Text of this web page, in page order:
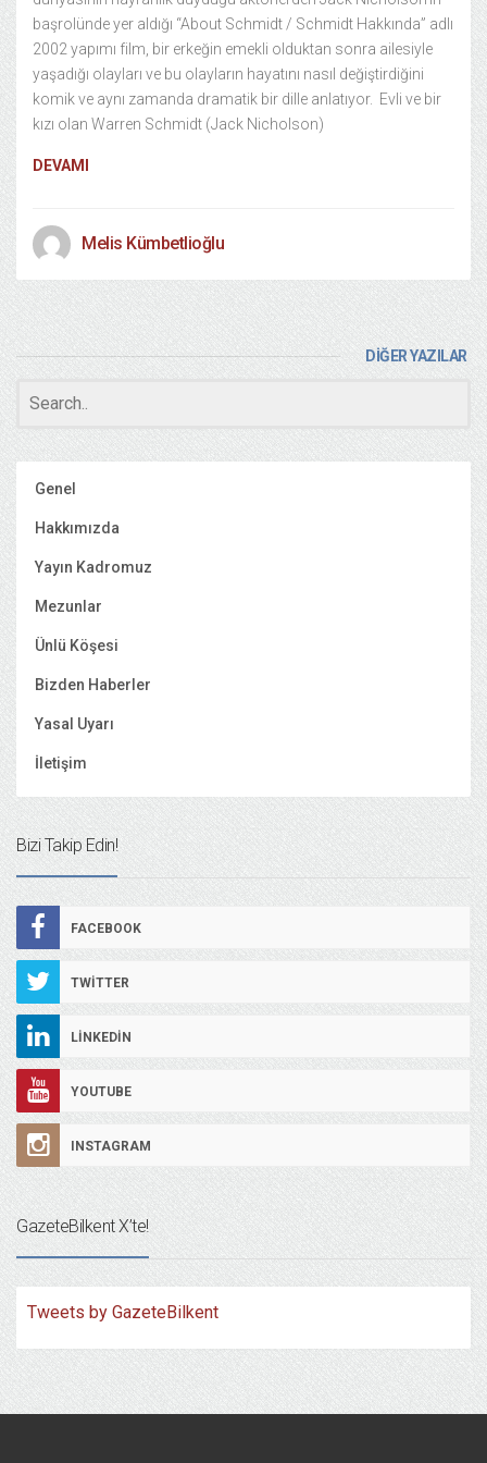
başrolünde yer aldığı “About Schmidt / Schmidt Hakkında” adlı
2002 yapımı film, bir erkeğin emekli olduktan sonra ailesiyle
yaşadığı olayları ve bu olayların hayatını nasıl değiştirdiğini
komik ve aynı zamanda dramatik bir dille anlatıyor. Evli ve bir
kızı olan Warren Schmidt (Jack Nicholson)
DEVAMI
Melis Kümbetlioğlu
DİĞER YAZILAR
Genel
Hakkımızda
Yayın Kadromuz
Mezunlar
Ünlü Köşesi
Bizden Haberler
Yasal Uyarı
İletişim
Bizi Takip Edin!
FACEBOOK
TWITTER
LINKEDIN
YOUTUBE
INSTAGRAM
GazeteBilkent X’te!
Tweets by GazeteBilkent